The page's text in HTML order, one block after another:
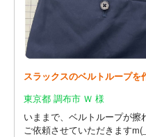
スラックスのベルトループを
東京都 調布市 Ｗ 様
いままで、ベルトループが擦
ご依頼させていただきます